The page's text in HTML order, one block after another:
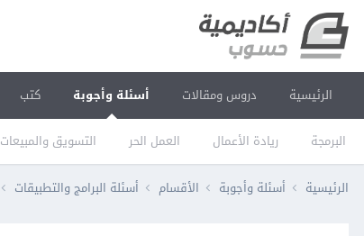
الرئيسية دروس ومقالات أسئلة وأجوبة
البرمجة ريادة الأعمال العمل الحر التسويق والمبيعات
كتب
الرئيسية أسئلة وأجوبة الأقسام أسئلة البرامج والتطبيقات